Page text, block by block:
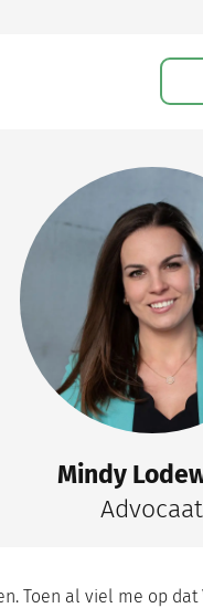
Mindy
Advocaat
Toen al viel me op dat